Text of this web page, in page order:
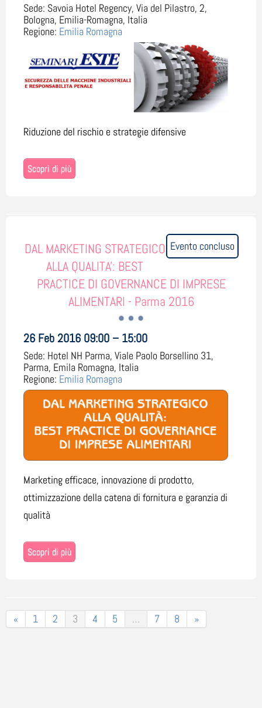
Sede: Savoia Hotel Regency, Via del Pilastro, 2,
Bologna, Emilia-Romagna, Italia
Regione: Emilia Romagna
Riduzione del rischio e strategie difensive
Scopri di più
Evento concluso
DAL MARKETING STRATEGICO
ALLA QUALITA': BEST
PRACTICE DI GOVERNANCE DI IMPRESE
ALIMENTARI - Parma 2016
26 Feb 2016 09:00 – 15:00
Sede: Hotel NH Parma, Viale Paolo Borsellino 31,
Parma, Emila Romagna, Italia
Regione: Emilia Romagna
Marketing efficace, innovazione di prodotto,
ottimizzazione della catena di fornitura e garanzia di
qualità
Scopri di più
« 1 2 3 4 5 … 7 8 »